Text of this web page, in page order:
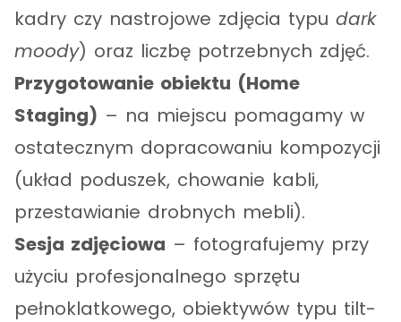
kadry czy nastrojowe zdjęcia typu dark
moody) oraz liczbę potrzebnych zdjęć.
Przygotowanie obiektu (Home
Staging) – na miejscu pomagamy w
ostatecznym dopracowaniu kompozycji
(układ poduszek, chowanie kabli,
przestawianie drobnych mebli).
Sesja zdjęciowa – fotografujemy przy
użyciu profesjonalnego sprzętu
pełnoklatkowego, obiektywów typu tilt-